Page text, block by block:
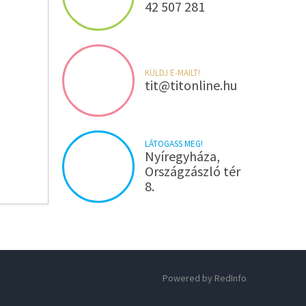
42 507 281
KÜLDJ E-MAILT!
tit@titonline.hu
LÁTOGASS MEG!
Nyíregyháza,
Országzászló tér
8.
Powered by RedInfo